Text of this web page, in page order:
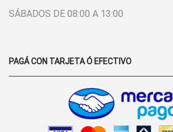
SÁBADOS DE 08:00 A 13:00
PAGÁ CON TARJETA Ó EFECTIVO